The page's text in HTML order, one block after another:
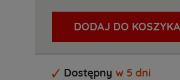
DODAJ DO
Dostępny w 5 dni